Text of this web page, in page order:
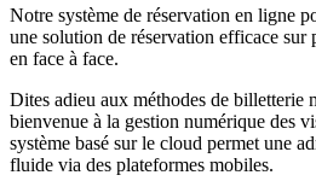
Notre système de réservation en ligne
une solution de réservation efficace sur
en face à face.
Dites adieu aux méthodes de billetterie
bienvenue à la gestion numérique des
système basé sur le cloud permet une
fluide via des plateformes mobiles.